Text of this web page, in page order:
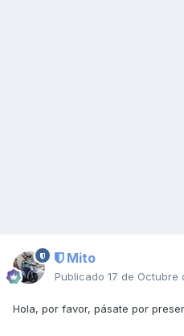
Mito
Publicado 17 de Octubre
Hola, por favor, pásate por